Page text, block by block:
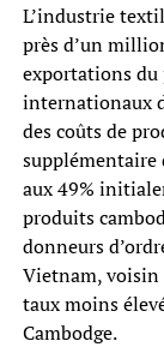
L’industrie
près d’un
exportations du
internationaux
des coûts de
supplémentaire
aux 49%
produits
donneurs
Vietnam, voisin
taux moins
Cambodge.